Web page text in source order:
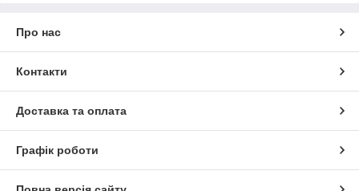
Про нас
Контакти
Доставка та оплата
Графік роботи